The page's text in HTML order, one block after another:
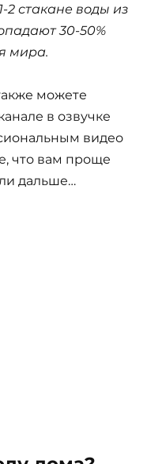
2 стакане воды из
30-50%
мира.
можете
в озвучке
видео
что вам проще
дальше…